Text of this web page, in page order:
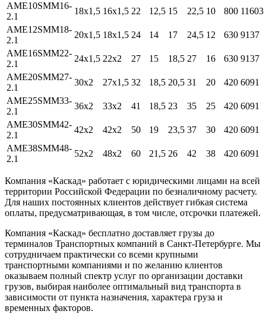
AME10SMM16-
2.1
18x1,5 16x1,5 22 12,5 15 22,5 10 800 11603
AME12SMM18-
2.1
20x1,5 18x1,5 24 14 17 24,5 12 630 9137
AME16SMM22-
2.1
24x1,5 22x2 27 15 18,5 27 16 630 9137
AME20SMM27-
2.1
30x2 27x1,5 32 18,5 20,5 31 20 420 6091
AME25SMM33-
2.1
36x2 33x2 41 18,5 23 35 25 420 6091
AME30SMM42-
2.1
42x2 42x2 50 19 23,5 37 30 420 6091
AME38SMM48-
2.1
52x2 48x2 60 21,5 26 42 38 420 6091
Компания «Каскад» работает с юридическими лицами на всей
территории Российской Федерации по безналичному расчету.
Для наших постоянных клиентов действует гибкая система
оплаты, предусматривающая, в том числе, отсрочки платежей.
Компания «Каскад» бесплатно доставляет грузы до
терминалов Транспортных компаний в Санкт-Петербурге. Мы
сотрудничаем практически со всеми крупными
транспортными компаниями и по желанию клиентов
оказываем полный спектр услуг по организации доставки
грузов, выбирая наиболее оптимальный вид транспорта в
зависимости от пункта назначения, характера груза и
временных факторов.